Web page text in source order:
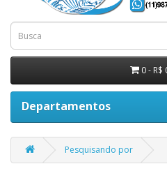
0 - R$
Departamentos
Pesquisando por